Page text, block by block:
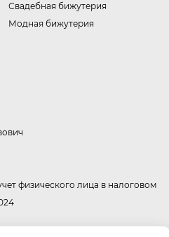
Свадебная бижутерия
Модная бижутерия
физического лица в налоговом